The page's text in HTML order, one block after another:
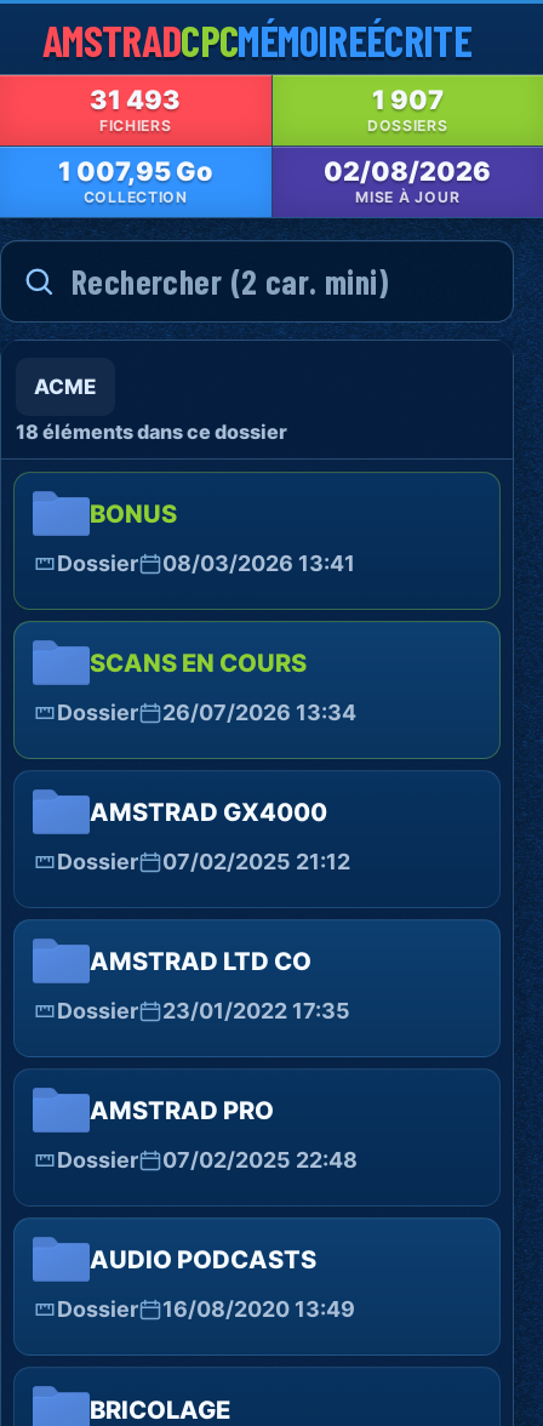
AMSTRADCPCMÉMOIREÉCRITE
31 493
FICHIERS
1 907
DOSSIERS
1 007,95 Go
COLLECTION
02/08/2026
MISE À JOUR
ACME
18 éléments dans ce dossier
BONUS
Dossier 08/03/2026 13:41
SCANS EN COURS
Dossier 26/07/2026 13:34
AMSTRAD GX4000
Dossier 07/02/2025 21:12
AMSTRAD LTD CO
Dossier 23/01/2022 17:35
AMSTRAD PRO
Dossier 07/02/2025 22:48
AUDIO PODCASTS
Dossier 16/08/2020 13:49
BRICOLAGE